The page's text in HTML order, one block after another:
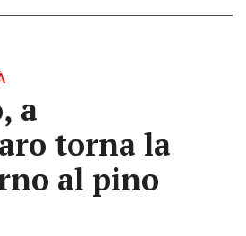
a
torna la
al pino